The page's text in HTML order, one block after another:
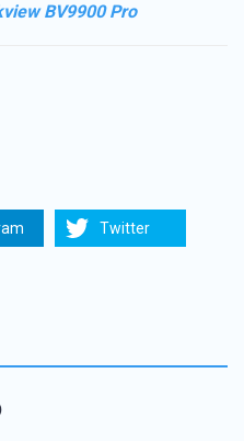
BV9900 Pro
Twitter